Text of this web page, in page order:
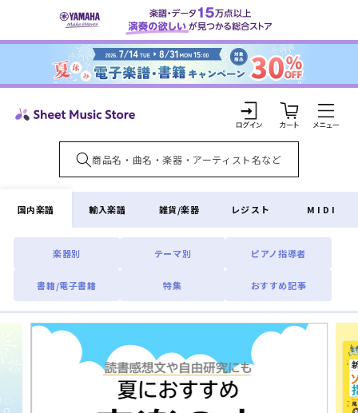
ンツに
ロ
グ
イ
ン
カ
ー
ト
国内楽譜
楽器別 テーマ別 ピアノ指導者
書籍/電子書籍 特集 おすすめ記事
輸入楽譜 雑貨/楽器 レジスト MIDI